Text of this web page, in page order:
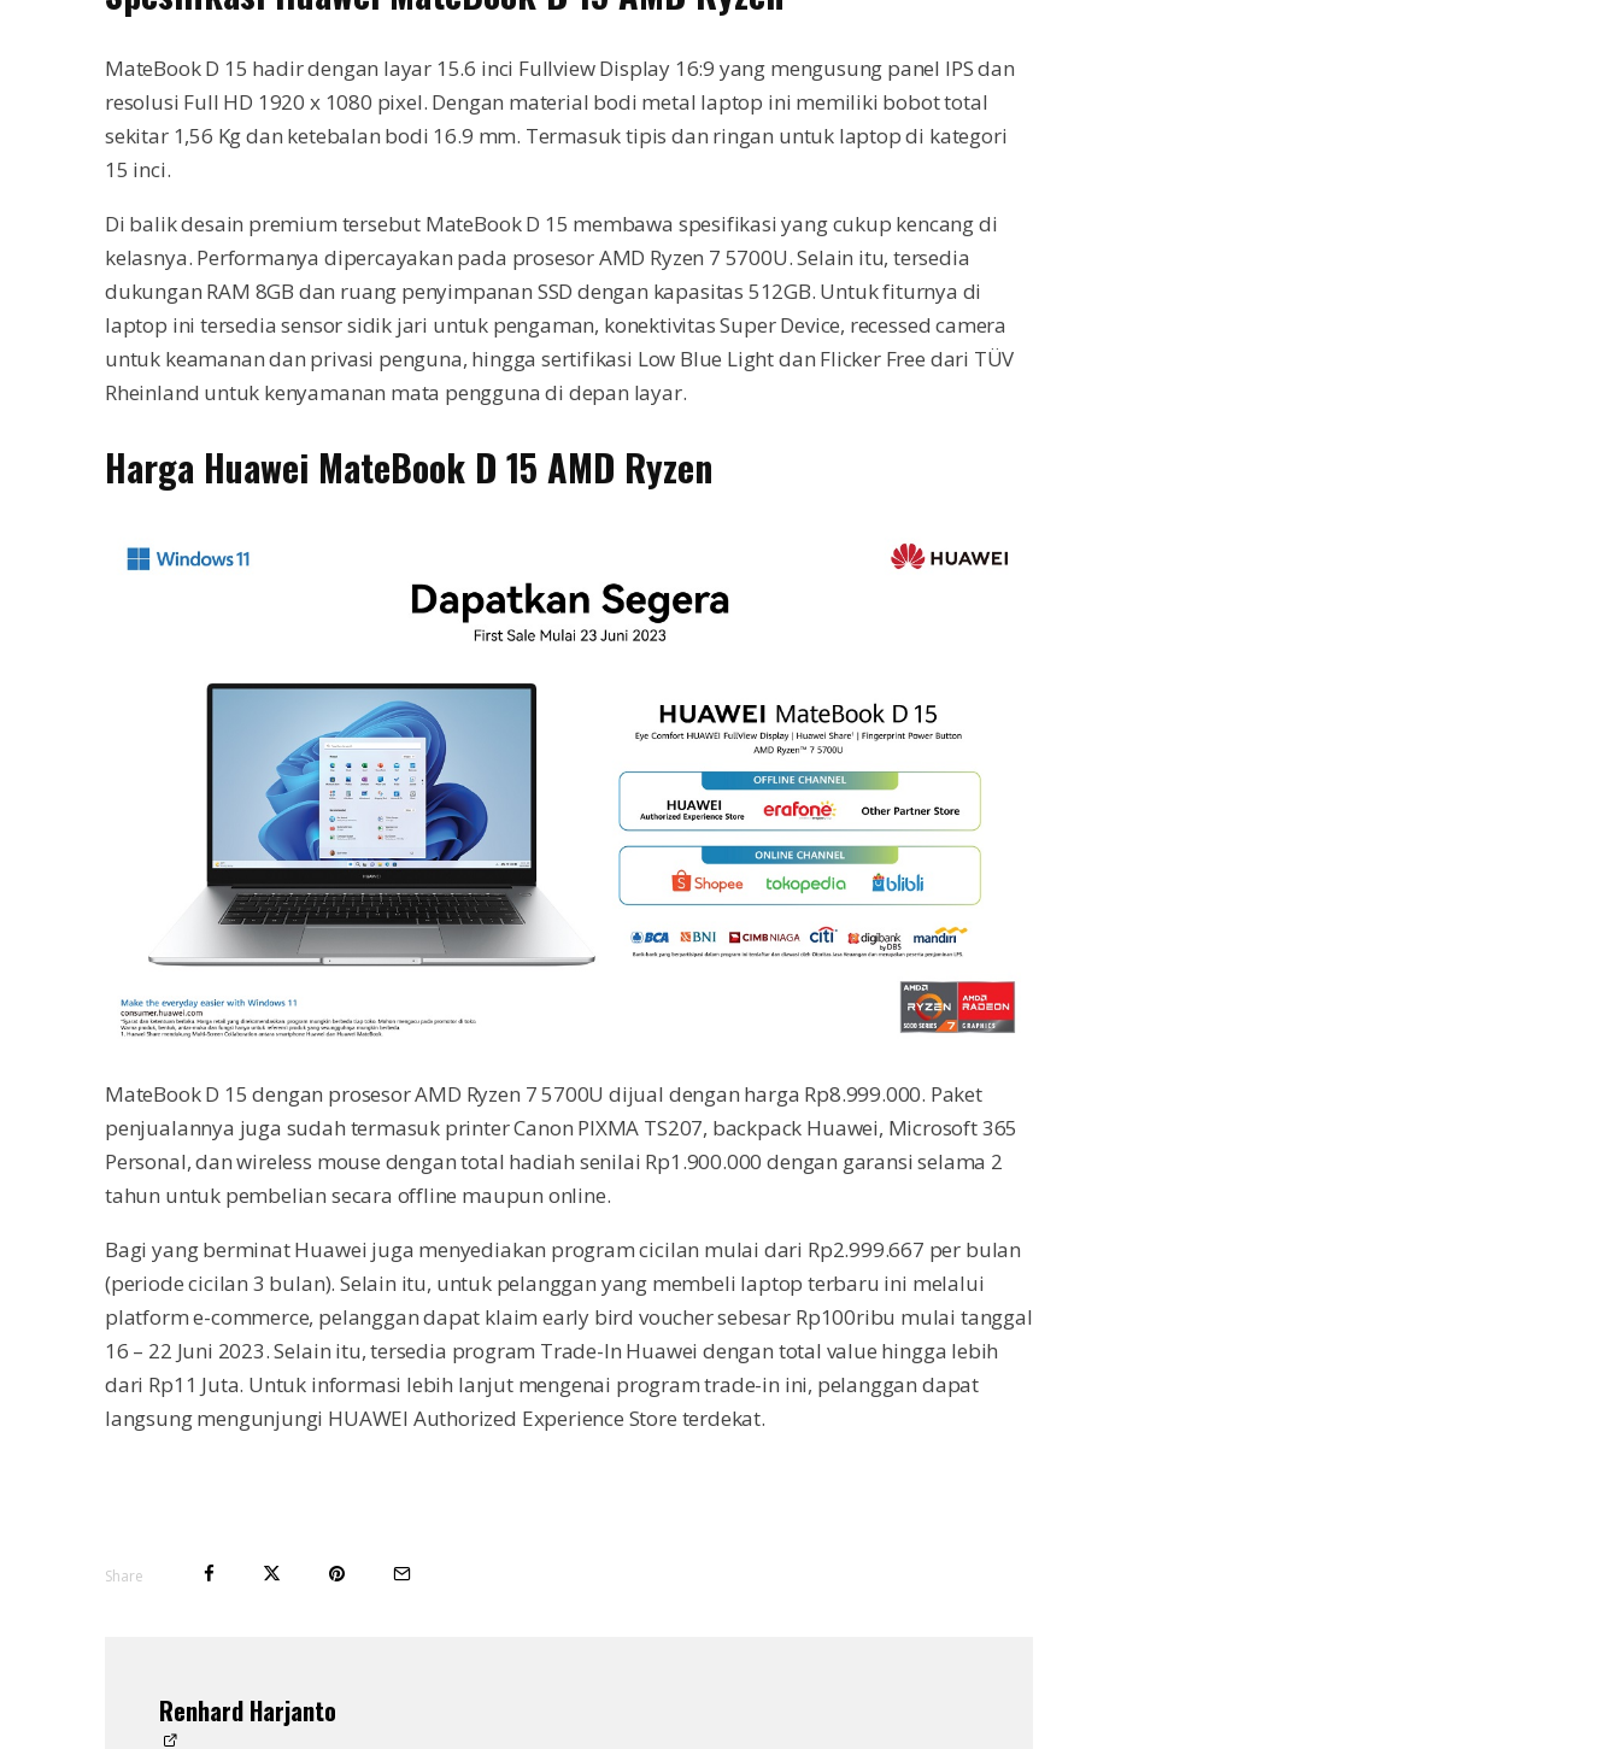
MateBook D 15 hadir dengan layar 15.6 inci Fullview Display 16:9 yang mengusung panel IPS dan
resolusi Full HD 1920 x 1080 pixel. Dengan material bodi metal laptop ini memiliki bobot total
sekitar 1,56 Kg dan ketebalan bodi 16.9 mm. Termasuk tipis dan ringan untuk laptop di kategori
15 inci.
Di balik desain premium tersebut MateBook D 15 membawa spesifikasi yang cukup kencang di
kelasnya. Performanya dipercayakan pada prosesor AMD Ryzen 7 5700U. Selain itu, tersedia
dukungan RAM 8GB dan ruang penyimpanan SSD dengan kapasitas 512GB. Untuk fiturnya di
laptop ini tersedia sensor sidik jari untuk pengaman, konektivitas Super Device, recessed camera
untuk keamanan dan privasi penguna, hingga sertifikasi Low Blue Light dan Flicker Free dari TÜV
Rheinland untuk kenyamanan mata pengguna di depan layar.
Harga Huawei MateBook D 15 AMD Ryzen
MateBook D 15 dengan prosesor AMD Ryzen 7 5700U dijual dengan harga Rp8.999.000. Paket
penjualannya juga sudah termasuk printer Canon PIXMA TS207, backpack Huawei, Microsoft 365
Personal, dan wireless mouse dengan total hadiah senilai Rp1.900.000 dengan garansi selama 2
tahun untuk pembelian secara offline maupun online.
Bagi yang berminat Huawei juga menyediakan program cicilan mulai dari Rp2.999.667 per bulan
(periode cicilan 3 bulan). Selain itu, untuk pelanggan yang membeli laptop terbaru ini melalui
platform e-commerce, pelanggan dapat klaim early bird voucher sebesar Rp100ribu mulai tanggal
16 – 22 Juni 2023. Selain itu, tersedia program Trade-In Huawei dengan total value hingga lebih
dari Rp11 Juta. Untuk informasi lebih lanjut mengenai program trade-in ini, pelanggan dapat
langsung mengunjungi HUAWEI Authorized Experience Store terdekat.
Share
Renhard Harjanto